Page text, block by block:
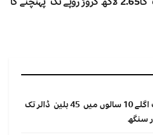
بھارت کی خلائی معیشت اگلے 10 سالوں میں 45 بلین ڈالر تک
سنگھ